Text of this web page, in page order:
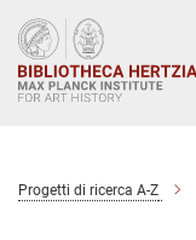
Main-
Content
Progetti di ricerca A-Z